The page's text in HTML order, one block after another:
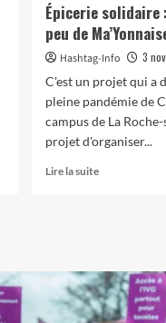
Épicerie solidaire
peu de
Hashtag-Info
3
C'est un projet qui a
pleine pandémie de
campus de La
projet d'organiser...
Lire la suiteEn
:
encore
un